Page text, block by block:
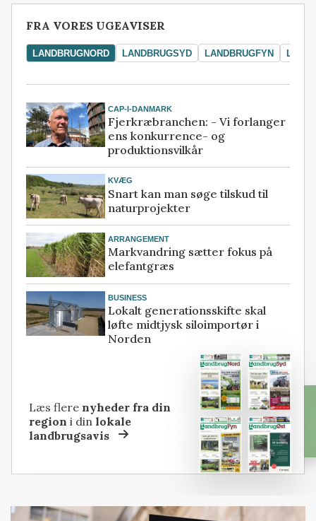
FRA VORES UGEAVISER
LANDBRUGNORD LANDBRUGSYD LANDBRUGFYN
CAP-I-DANMARK
Fjerkræbranchen: - Vi forlanger
ens konkurrence- og
produktionsvilkår
KVÆG
Snart kan man søge tilskud til
naturprojekter
ARRANGEMENT
Markvandring sætter fokus på
elefantgræs
BUSINESS
Lokalt generationsskifte skal
løfte midtjysk siloimportør i
Norden
Læs flere nyheder fra din
region i dinlokale
landbrugsavis